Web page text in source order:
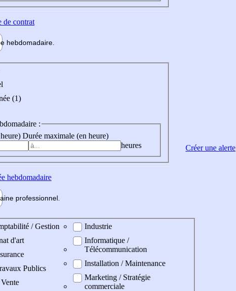
contrat
hebdomadaire
(1)
:
Durée maximale (en heure)
heures
hebdomadaire
professionnel
/ Gestion
d'art
Publics
Industrie
Informatique /
Télécommunication
Installation / Maintenance
Marketing / Stratégie
commerciale
Créer une alerte